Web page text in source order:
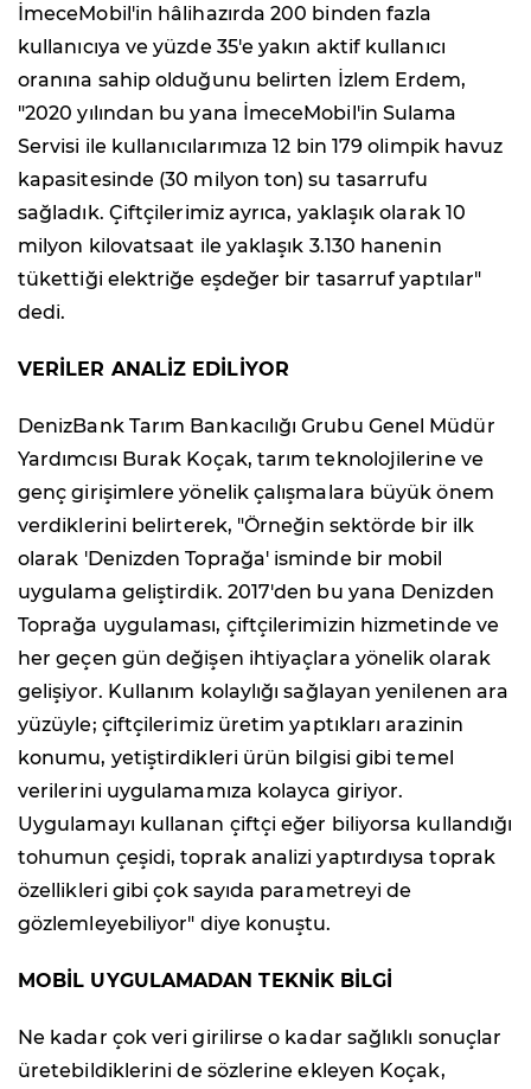
İmeceMobil'in hâlihazırda 200 binden fazla
kullanıcıya ve yüzde 35'e yakın aktif kullanıcı
oranına sahip olduğunu belirten İzlem Erdem,
"2020 yılından bu yana İmeceMobil'in Sulama
Servisi ile kullanıcılarımıza 12 bin 179 olimpik havuz
kapasitesinde (30 milyon ton) su tasarrufu
sağladık. Çiftçilerimiz ayrıca, yaklaşık olarak 10
milyon kilovatsaat ile yaklaşık 3.130 hanenin
tükettiği elektriğe eşdeğer bir tasarruf yaptılar"
dedi.
VERİLER ANALİZ EDİLİYOR
DenizBank Tarım Bankacılığı Grubu Genel Müdür
Yardımcısı Burak Koçak, tarım teknolojilerine ve
genç girişimlere yönelik çalışmalara büyük önem
verdiklerini belirterek, "Örneğin sektörde bir ilk
olarak 'Denizden Toprağa' isminde bir mobil
uygulama geliştirdik. 2017'den bu yana Denizden
Toprağa uygulaması, çiftçilerimizin hizmetinde ve
her geçen gün değişen ihtiyaçlara yönelik olarak
gelişiyor. Kullanım kolaylığı sağlayan yenilenen ara
yüzüyle; çiftçilerimiz üretim yaptıkları arazinin
konumu, yetiştirdikleri ürün bilgisi gibi temel
verilerini uygulamamıza kolayca giriyor.
Uygulamayı kullanan çiftçi eğer biliyorsa kullandığı
tohumun çeşidi, toprak analizi yaptırdıysa toprak
özellikleri gibi çok sayıda parametreyi de
gözlemleyebiliyor" diye konuştu.
MOBİL UYGULAMADAN TEKNİK BİLGİ
Ne kadar çok veri girilirse o kadar sağlıklı sonuçlar
üretebildiklerini de sözlerine ekleyen Koçak,